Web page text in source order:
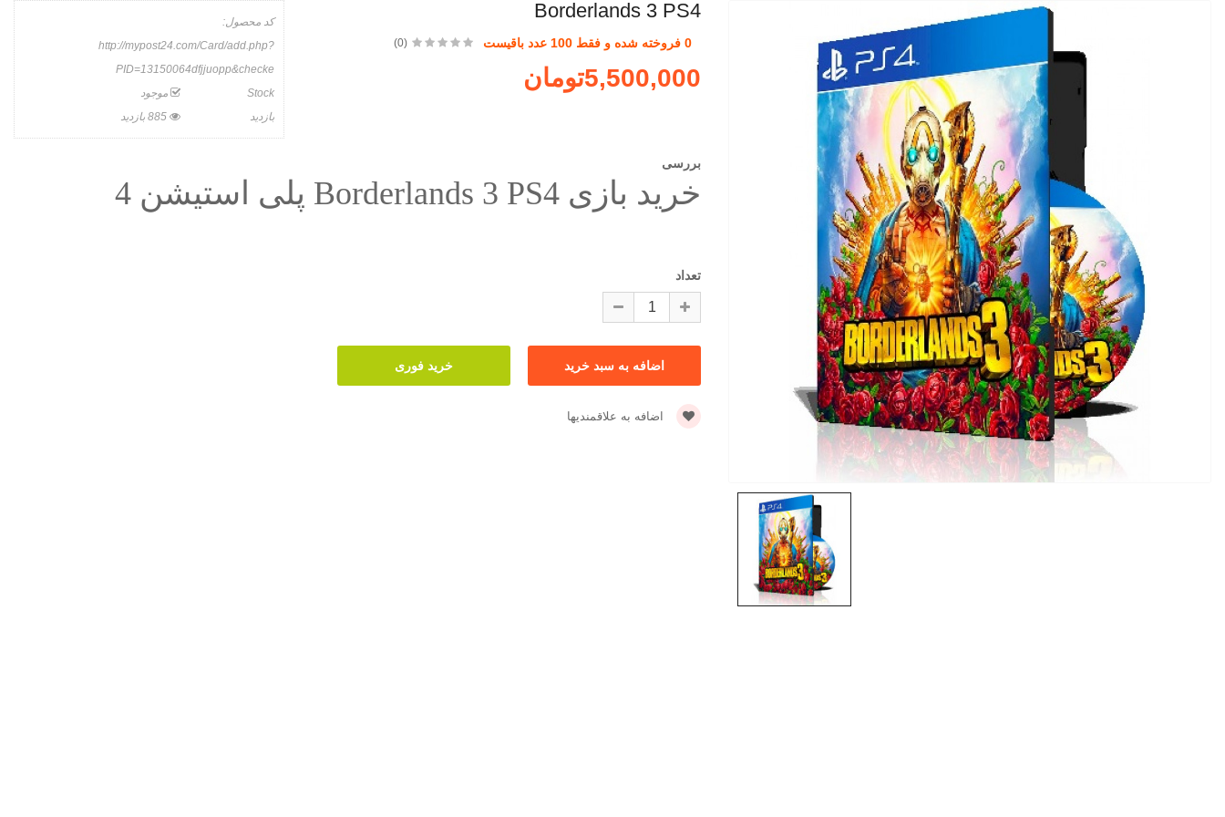
Borderlands 3 PS4
(0) 0 فروخته شده و فقط 100 عدد باقیست
5,500,000تومان
کد محصول:
http://mypost24.com/Card/add.php?
PID=13150064dfjjuopp&checke
Stock
موجود
بازدید
885 بازدید
بررسی
خرید بازی Borderlands 3 PS4 پلی استیشن 4
تعداد
اضافه به علاقمندیها